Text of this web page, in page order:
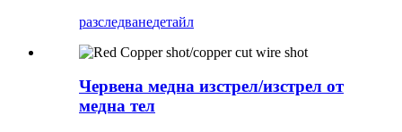
разследванедетайл
Червена медна изстрел/изстрел от
медна тел